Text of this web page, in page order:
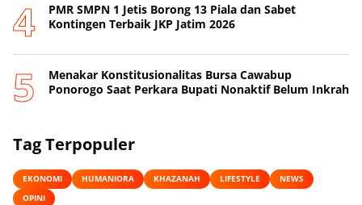
PMR SMPN 1 Jetis Borong 13 Piala dan Sabet
Kontingen Terbaik JKP Jatim 2026
Menakar Konstitusionalitas Bursa Cawabup
Ponorogo Saat Perkara Bupati Nonaktif Belum Inkrah
Tag Terpopuler
EKONOMI HUMANIORA KHAZANAH LIFESTYLE
NEWS
OPINI